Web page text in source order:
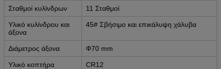
Σταθμοί κυλίνδρων 11 Σταθμοί
Υλικό κυλίνδρου και
άξονα
45# Σβήσιμο και επικάλυψη χάλυβα
Διάμετρος άξονα Φ70 mm
Υλικό κοπτήρα CR12